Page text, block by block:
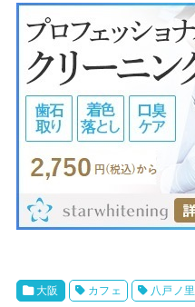
大阪 カフェ 八戸ノ里